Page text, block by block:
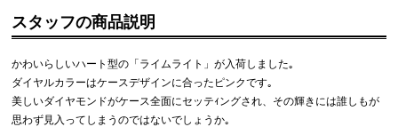
スタッフの商品説明
かわいらしいハート型の「ライムライト」が入荷しました｡
ダイヤルカラーはケースデザインに合ったピンクです｡
美しいダイヤモンドがケース全面にセッテｨングされ、その輝きには誰しもが
思わず見入ってしまうのではないでしょうか｡